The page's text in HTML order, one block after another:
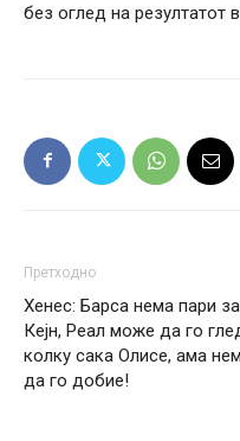
без оглед на резултатот
Претходно
Хенес: Барса нема пари за
Кејн, Реал може да го
колку сака Олисе, ама
да го добие!